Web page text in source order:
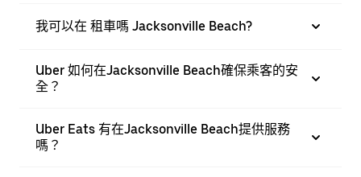
我可以在 租車嗎 Jacksonville Beach?
Uber 如何在Jacksonville Beach確保乘客的安
全？
Uber Eats 有在Jacksonville Beach提供服務
嗎？